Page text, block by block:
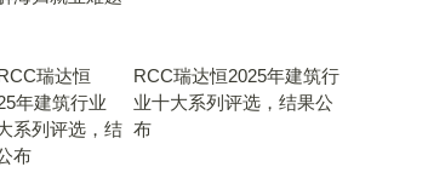
RCC瑞达恒2025年建筑行
业十大系列评选，结果公
布